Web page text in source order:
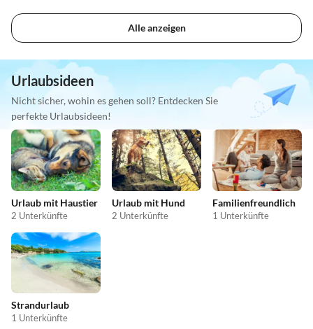
Alle anzeigen
Urlaubsideen
Nicht sicher, wohin es gehen soll? Entdecken Sie
perfekte Urlaubsideen!
Urlaub mit Haustier
2 Unterkünfte
Urlaub mit Hund
2 Unterkünfte
Familienfreundlich
1 Unterkünfte
Strandurlaub
1 Unterkünfte